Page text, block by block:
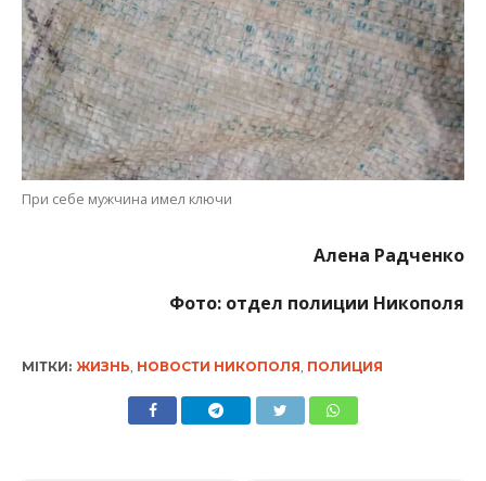
МІТКИ: ЖИЗНЬ НОВОСТИ НИКОПОЛЯ,ПОЛИЦИЯ